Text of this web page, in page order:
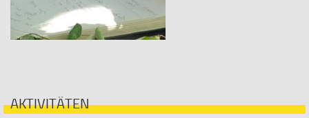
AKTIVITÄTEN